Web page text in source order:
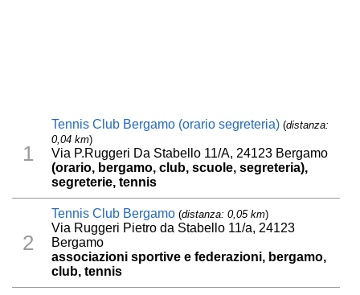
1
Tennis Club Bergamo (orario segreteria) (distanza:
0,04 km)
Via P.Ruggeri Da Stabello 11/A, 24123 Bergamo
(orario, bergamo, club, scuole, segreteria),
segreterie, tennis
2
Tennis Club Bergamo (distanza: 0,05 km)
Via Ruggeri Pietro da Stabello 11/a, 24123
Bergamo
associazioni sportive e federazioni, bergamo,
club, tennis